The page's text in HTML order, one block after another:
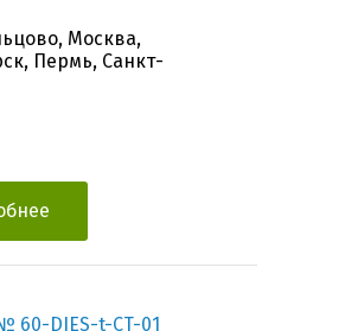
Москва,
Пермь, Санкт-
60-DIES-t-CT-01